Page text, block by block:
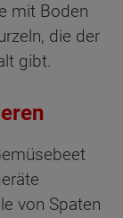
mit Boden
die der
gibt.
von Spaten